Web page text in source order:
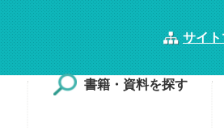
サイ
書籍・資料を探す